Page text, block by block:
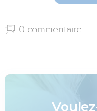
0 commentaire